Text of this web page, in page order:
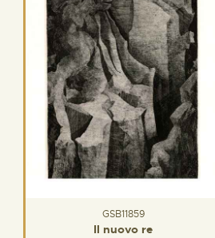
GSB11859
Il nuovo re